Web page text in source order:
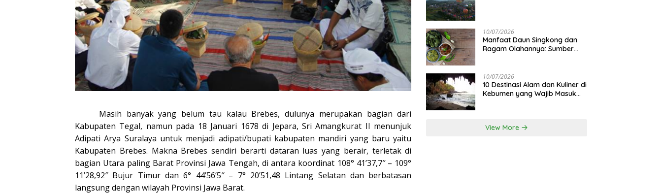
Masih banyak yang belum tau kalau Brebes, dulunya merupakan bagian dari
Kabupaten Tegal, namun pada 18 Januari 1678 di Jepara, Sri Amangkurat II menunjuk
Adipati Arya Suralaya untuk menjadi adipati/bupati kabupaten mandiri yang baru yaitu
Kabupaten Brebes. Makna Brebes sendiri berarti dataran luas yang berair, terletak di
bagian Utara paling Barat Provinsi Jawa Tengah, di antara koordinat 108° 41’37,7″ – 109°
11’28,92″ Bujur Timur dan 6° 44’56’5″ – 7° 20’51,48 Lintang Selatan dan berbatasan
langsung dengan wilayah Provinsi Jawa Barat.
10/07/2026
Manfaat Daun Singkong dan
Ragam Olahannya: Sumber
10/07/2026
10 Destinasi Alam dan Kuliner di
Kebumen yang Wajib Masuk
View More